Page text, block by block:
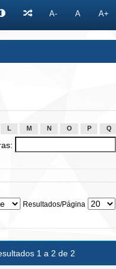
A- A A+
L M N O P Q
Resultados/Página
1 a 2 de 2